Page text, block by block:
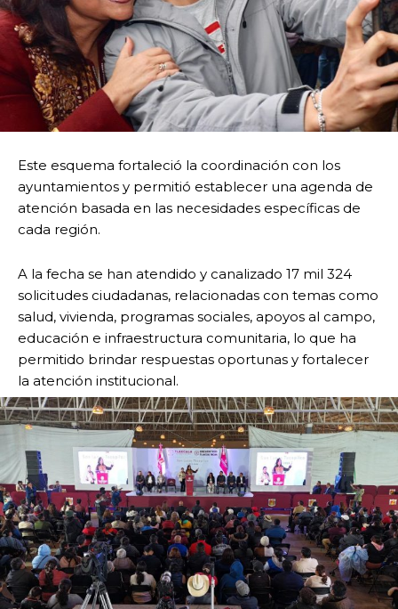
Este esquema fortaleció la coordinación con los
ayuntamientos y permitió establecer una agenda de
atención basada en las necesidades específicas de
cada región.
A la fecha se han atendido y canalizado 17 mil 324
solicitudes ciudadanas, relacionadas con temas como
salud, vivienda, programas sociales, apoyos al campo,
educación e infraestructura comunitaria, lo que ha
permitido brindar respuestas oportunas y fortalecer
la atención institucional.